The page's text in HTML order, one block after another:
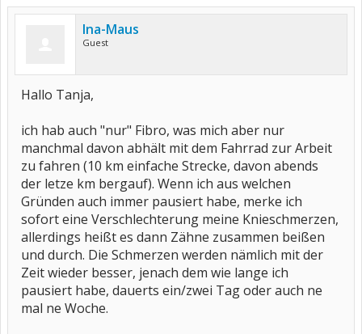
Ina-Maus
Guest
Hallo Tanja,
ich hab auch "nur" Fibro, was mich aber nur
manchmal davon abhält mit dem Fahrrad zur Arbeit
zu fahren (10 km einfache Strecke, davon abends
der letze km bergauf). Wenn ich aus welchen
Gründen auch immer pausiert habe, merke ich
sofort eine Verschlechterung meine Knieschmerzen,
allerdings heißt es dann Zähne zusammen beißen
und durch. Die Schmerzen werden nämlich mit der
Zeit wieder besser, jenach dem wie lange ich
pausiert habe, dauerts ein/zwei Tag oder auch ne
mal ne Woche.